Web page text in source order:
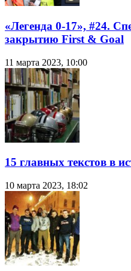
«Легенда 0-17», #24.
закрытию First & Goal
11 марта 2023, 10:00
15 главных текстов в
10 марта 2023, 18:02